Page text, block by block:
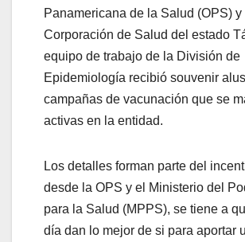
Panamericana de la Salud (OPS) y
Corporación de Salud del estado
equipo de trabajo de la División de
Epidemiología recibió souvenir
campañas de vacunación que se
activas en la entidad.
Los detalles forman parte del
desde la OPS y el Ministerio del
para la Salud (MPPS), se tiene a
día dan lo mejor de si para aportar